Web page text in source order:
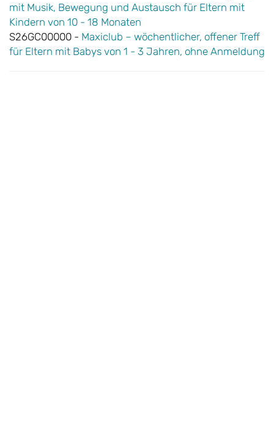
mit Musik, Bewegung und Austausch für Eltern mit
Kindern von 10 - 18 Monaten
S26GC00000 - Maxiclub – wöchentlicher, offener Treff
für Eltern mit Babys von 1 - 3 Jahren, ohne Anmeldung